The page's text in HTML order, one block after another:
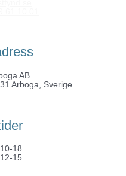
AB
Arboga, Sverige
18
15